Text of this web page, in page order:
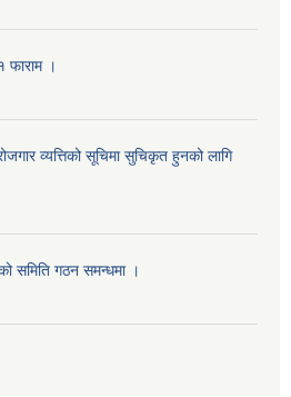
फाराम ।
व्यत्तिको सूचिमा सुचिकृत हुनको लागि
समिति गठन समन्धमा ।